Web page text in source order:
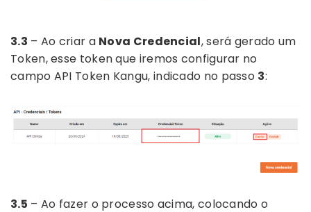
3.3 – Ao criar a Nova Credencial, será gerado um
Token, esse token que iremos configurar no
campo API Token Kangu, indicado no passo 3:
3.5 – Ao fazer o processo acima, colocando o